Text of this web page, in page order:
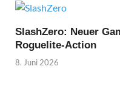
SlashZero: Neuer
Roguelite-Action
8. Juni 2026